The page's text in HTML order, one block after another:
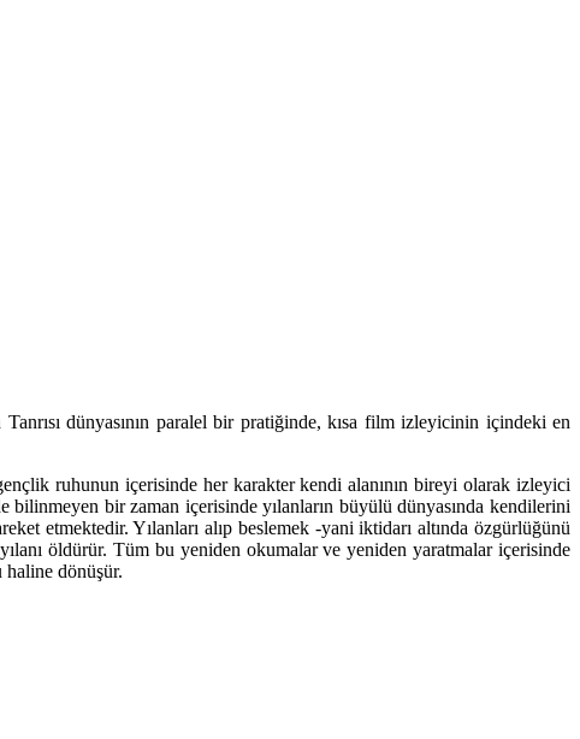
dünyasının paralel bir pratiğinde, kısa film izleyicinin içindeki en
ruhunun içerisinde her karakter kendi alanının bireyi olarak izleyici
bir zaman içerisinde yılanların büyülü dünyasında kendilerini
etmektedir. Yılanları alıp beslemek -yani iktidarı altında özgürlüğünü
öldürür. Tüm bu yeniden okumalar ve yeniden yaratmalar içerisinde
dönüşür.